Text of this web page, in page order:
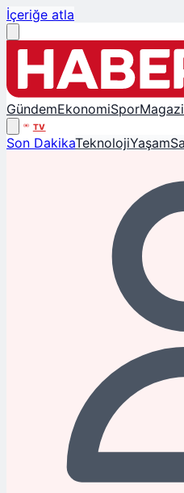
İçeriğe atla
GündemEkonomiSpor
TV
Son DakikaTeknolojiYaşam